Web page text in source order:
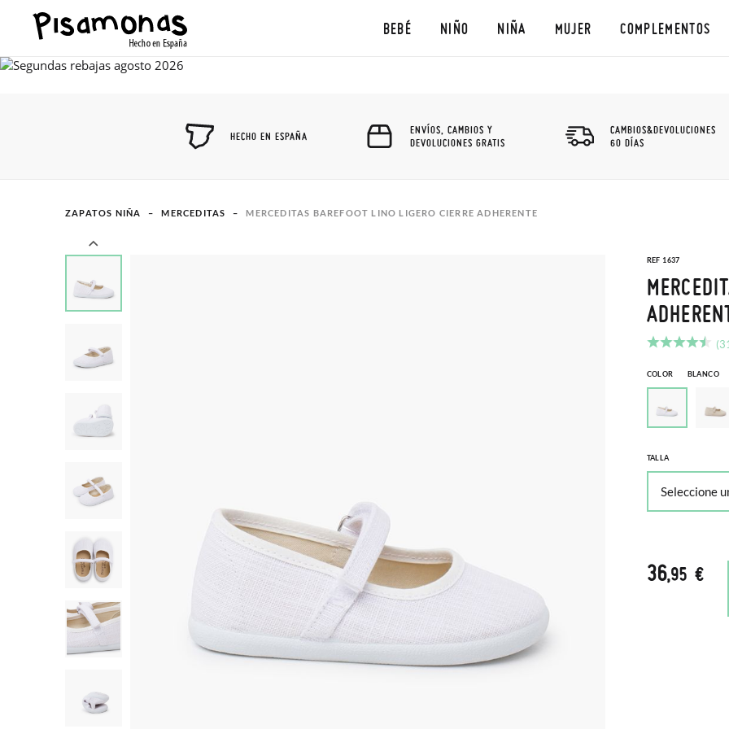
BEBÉ NIÑO NIÑA MUJER COMPLEMENTOS
HECHO EN ESPAÑA
ENVÍOS, CAMBIOS Y
DEVOLUCIONES GRATIS
CAMBIOS&DEVOLUCIONES
60 DÍAS
ZAPATOS NIÑA MERCEDITAS MERCEDITAS BAREFOOT LINO LIGERO CIERRE ADHERENTE
REF 1637
COLOR BLANCO
TALLA
36,95 €